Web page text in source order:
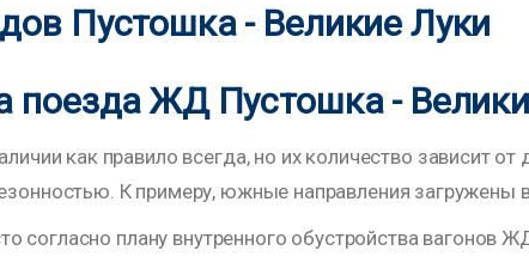
Пустошка - Великие Луки
поезда ЖД Пустошка -
как правило всегда, но их количество зависит
К примеру, южные направления загружены в
согласно плану внутренного обустройства вагонов